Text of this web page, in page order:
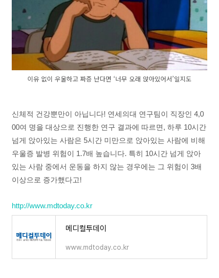
이유 없이 우울하고 짜증 난다면 ‘너무 오래 앉아있어서’일지도
신체적 건강뿐만이 아닙니다! 연세의대 연구팀이 직장인 4,0
00여 명을 대상으로 진행한 연구 결과에 따르면, 하루 10시간
넘게 앉아있는 사람은 5시간 미만으로 앉아있는 사람에 비해
우울증 발병 위험이 1.7배 높습니다. 특히 10시간 넘게 앉아
있는 사람 중에서 운동을 하지 않는 경우에는 그 위험이 3배
이상으로 증가했다고!
http://www.mdtoday.co.kr
메디컬투데이
www.mdtoday.co.kr